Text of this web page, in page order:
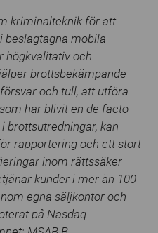
kriminalteknik för att
beslagtagna mobila
högkvalitativ och
brottsbekämpande
och tull, att utföra
har blivit en de facto
brottsutredningar, kan
rapportering och ett stort
inom rättssäker
kunder i mer än 100
egna säljkontor och
på Nasdaq